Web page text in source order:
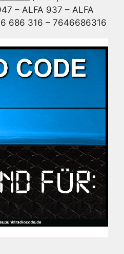
– ALFA 937 – ALFA
686 316 – 7646686316